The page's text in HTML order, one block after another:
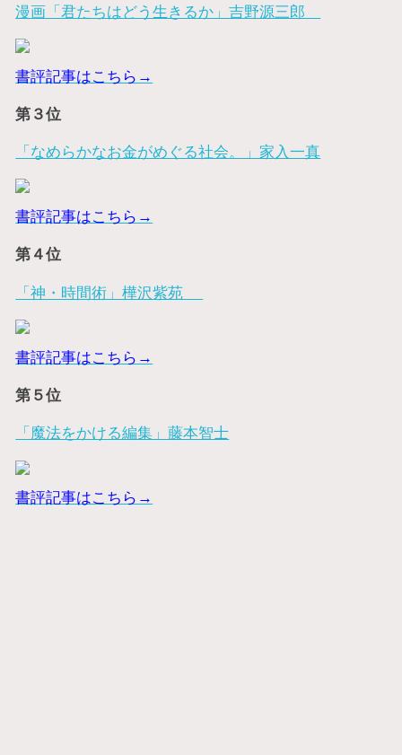
漫画「君たちはどう生きるか」吉野源三郎
書評記事はこちら→
第３位
「なめらかなお金がめぐる社会。」家入一真
書評記事はこちら→
第４位
「神・時間術」樺沢紫苑
書評記事はこちら→
第５位
「魔法をかける編集」藤本智士
書評記事はこちら→